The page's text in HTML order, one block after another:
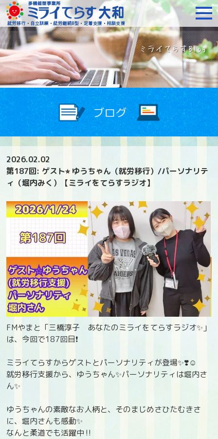
障がいをお持ちの方へ
2026.02.02
第187回: ゲスト⭐︎ ゆうちゃん（就労移行）/パーソナリテ
ィ（堀内みく）【ミライをてらすラジオ】
FMやまと「三橋淳子 あなたのミライをてらすラジオ✨」
は、今回で187回目❗️
ミライてらすからゲストとパーソナリティが登場✨❣️☺️
就労移行支援から、ゆうちゃん✨パーソナリティは堀内さ
ん✨
ゆうちゃんの素敵なお人柄と、そのまじめさひたむきさ
に、堀内さんも感動✨
なんと柔道でも活躍中‼️